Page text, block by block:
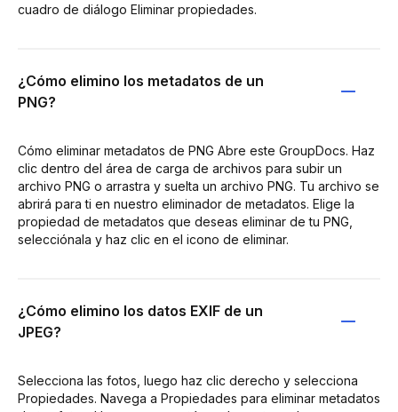
cuadro de diálogo Eliminar propiedades.
¿Cómo elimino los metadatos de un
PNG?
Cómo eliminar metadatos de PNG Abre este GroupDocs. Haz
clic dentro del área de carga de archivos para subir un
archivo PNG o arrastra y suelta un archivo PNG. Tu archivo se
abrirá para ti en nuestro eliminador de metadatos. Elige la
propiedad de metadatos que deseas eliminar de tu PNG,
selecciónala y haz clic en el icono de eliminar.
¿Cómo elimino los datos EXIF de un
JPEG?
Selecciona las fotos, luego haz clic derecho y selecciona
Propiedades. Navega a Propiedades para eliminar metadatos